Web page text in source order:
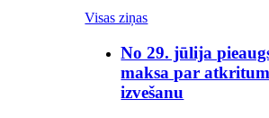
Visas ziņas
No 29. jūlija
maksa par
izvešanu